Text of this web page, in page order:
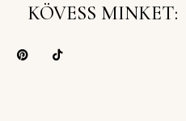
KÖVESS MINKET: